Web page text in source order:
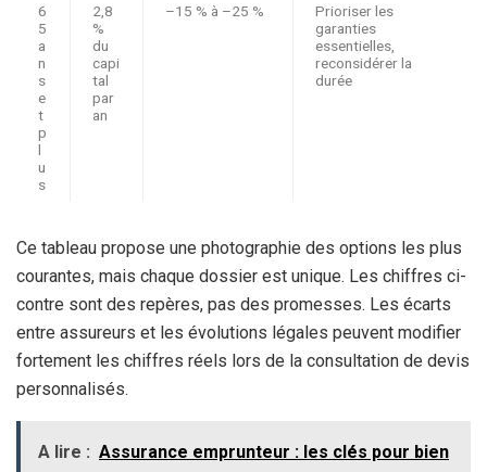
6
5
a
n
s
e
t
p
l
u
s
2,8
%
du
capi
tal
par
an
–15 % à –25 %
Prioriser les
garanties
essentielles,
reconsidérer la
durée
Ce tableau propose une photographie des options les plus
courantes, mais chaque dossier est unique. Les chiffres ci-
contre sont des repères, pas des promesses. Les écarts
entre assureurs et les évolutions légales peuvent modifier
fortement les chiffres réels lors de la consultation de devis
personnalisés.
A lire : Assurance emprunteur : les clés pour bien